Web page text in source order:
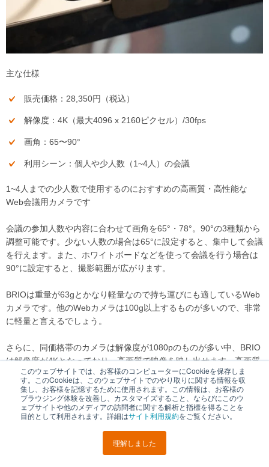
このウェブサイトでは、お客様のコンピューターにCookieを保存しま
す。このCookieは、このウェブサイトでのやり取りに関する情報を収
集し、お客様を記憶するために使用されます。この情報は、お客様の
ブラウジング体験を改善し、カスタマイズすること、ならびにこのウ
ェブサイトや他のメディアの訪問者に関する解析と指標を得ることを
目的として利用されます。詳細はサイト利用規約をご覧ください。
理解しました
主な仕様
販売価格：28,350円（税込）
解像度：4K（最大4096 x 2160ピクセル）/30fps
画角：65〜90°
利用シーン：個人や少人数（1~4人）の会議
1~4人までの少人数で使用するのにおすすめの高画質・高性能な
Web会議用カメラです
会議の参加人数や内容に合わせて画角を65°・78°。90°の3種類から
調整可能です。少ない人数の場合は65°に設定すると、集中して会議
を行えます。また、ホワイトボードなどを使って会議を行う場合は
90°に設定すると、撮影範囲が広がります。
BRIOは重量が63gとかなり軽量なので持ち運びにも適しているWeb
カメラです。他のWebカメラは100g以上するものが多いので、非常
に軽量と言えるでしょう。
さらに、同価格帯のカメラは解像度が1080pのものが多い中、BRIO
は解像度が4Kとなっており、高画質で映像を映し出せます。高画質
でコスパの良いカメラをお探しの方におすすめです。
>>「BRIO」の商品ページを見る